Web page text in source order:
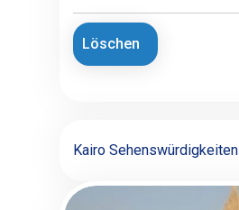
Löschen
Kairo Sehenswürdigkeiten